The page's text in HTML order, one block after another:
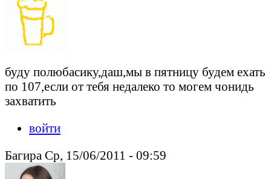
буду полюбасику,даш,мы в пятницу будем ехать
по 107,если от тебя недалеко то могем чонидь
захватить
войти
Багира Ср, 15/06/2011 - 09:59